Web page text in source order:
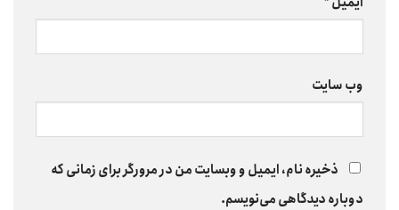
وب‌ سایت
ذخیره نام، ایمیل و وبسایت من در مرورگر برای زمانی که
دوباره دیدگاهی می‌نویسم.